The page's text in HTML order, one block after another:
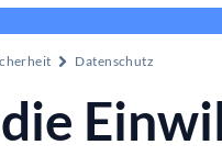
Datenschutz